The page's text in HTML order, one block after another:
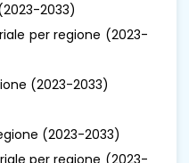
2033)
per regione (2023-
(2023-2033)
(2023-2033)
per regione (2023-